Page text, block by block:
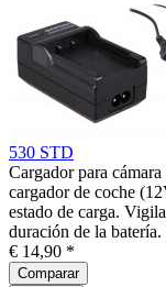
530 STD
Cargador para
cargador de coche
estado de carga.
duración de la
€ 14,90 *
Comparar